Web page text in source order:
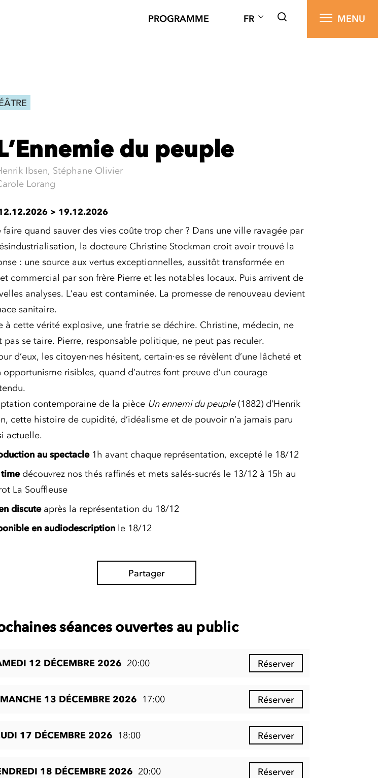
PROGRAMME FR MENU
du peuple
Ibsen, Stéphane Olivier
Lorang
> 19.12.2026
faire quand sauver des vies coûte trop cher ? Dans une ville ravagée par
la docteure Christine Stockman croit avoir trouvé la
: une source aux vertus exceptionnelles, aussitôt transformée en
commercial par son frère Pierre et les notables locaux. Puis arrivent de
analyses. L’eau est contaminée. La promesse de renouveau devient
sanitaire.
à cette vérité explosive, une fratrie se déchire. Christine, médecin, ne
pas se taire. Pierre, responsable politique, ne peut pas reculer.
d’eux, les citoyen·nes hésitent, certain·es se révèlent d’une lâcheté et
opportunisme risibles, quand d’autres font preuve d’un courage
contemporaine de la pièce Un ennemi du peuple(1882) d’Henrik
cette histoire de cupidité, d’idéalisme et de pouvoir n’a jamais paru
actuelle.
au spectacle 1h avant chaque représentation, excepté le 18/12
découvrez nos thés raffinés et mets salés-sucrés le 13/12 à 15h au
La Souffleuse
discute après la représentation du 18/12
en audiodescription le 18/12
Partager
séances ouvertes au public
12 DÉCEMBRE 2026 20:00 Réserver
13 DÉCEMBRE 2026 17:00 Réserver
17 DÉCEMBRE 2026 18:00 Réserver
18 DÉCEMBRE 2026 20:00 Réserver